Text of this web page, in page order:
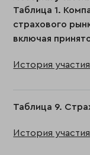
Таблица 1.
страхового
включая
История участия
Таблица 9.
История участия